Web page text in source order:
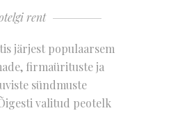
rent
järjest populaarsem
firmaürituste ja
sündmuste
valitud peotelk